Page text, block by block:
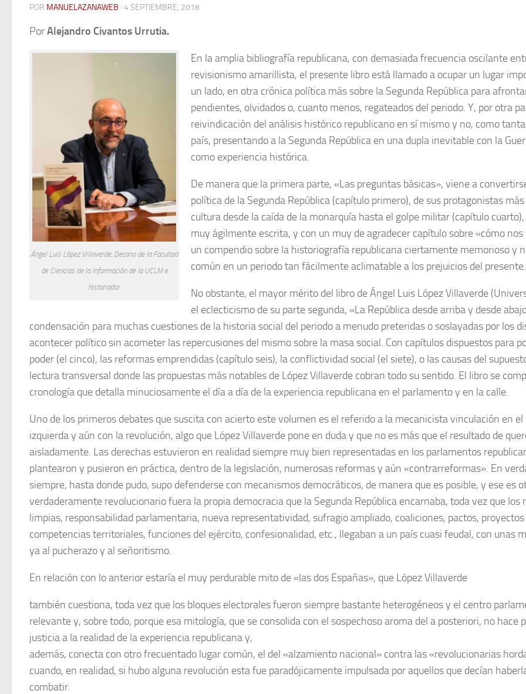
POR MANUELAZANAWEB · 4 SEPTIEMBRE, 2018
PorAlejandro Civantos Urrutia.
Ángel Luis López Villaverde, Decano de la Facultad
de Ciencias de la Información de la UCLM e
historiador.
En la amplia bibliografía republicana, con demasiada frecuencia oscilante
revisionismo amarillista, el presente libro está llamado a ocupar un lugar
un lado, en otra crónica política más sobre la Segunda República para
pendientes, olvidados o, cuanto menos, regateados del periodo. Y, por otra
reivindicación del análisis histórico republicano en sí mismo y no, como
país, presentando a la Segunda República en una dupla inevitable con la
como experiencia histórica.
De manera que la primera parte, «Las preguntas básicas», viene a
política de la Segunda República (capítulo primero), de sus protagonistas
cultura desde la caída de la monarquía hasta el golpe militar (capítulo
muy ágilmente escrita, y con un muy de agradecer capítulo sobre «cómo
un compendio sobre la historiografía republicana ciertamente memorioso y
común en un periodo tan fácilmente aclimatable a los prejuicios del presente.
No obstante, el mayor mérito del libro de Ángel Luis López Villaverde
el eclecticismo de su parte segunda, «La República desde arriba y desde
condensación para muchas cuestiones de la historia social del periodo a menudo preteridas o soslayadas por los
acontecer político sin acometer las repercusiones del mismo sobre la masa social. Con capítulos dispuestos para
poder (el cinco), las reformas emprendidas (capítulo seis), la conflictividad social (el siete), o las causas del
lectura transversal donde las propuestas más notables de López Villaverde cobran todo su sentido. El libro se
cronología que detalla minuciosamente el día a día de la experiencia republicana en el parlamento y en la calle.
Uno de los primeros debates que suscita con acierto este volumen es el referido a la mecanicista vinculación en
izquierda y aún con la revolución, algo que López Villaverde pone en duda y que no es más que el resultado de
aisladamente. Las derechas estuvieron en realidad siempre muy bien representadas en los parlamentos
plantearon y pusieron en práctica, dentro de la legislación, numerosas reformas y aún «contrarreformas». En
siempre, hasta donde pudo, supo defenderse con mecanismos democráticos, de manera que es posible, y ese es
verdaderamente revolucionario fuera la propia democracia que la Segunda República encarnaba, toda vez que
limpias, responsabilidad parlamentaria, nueva representatividad, sufragio ampliado, coaliciones, pactos,
competencias territoriales, funciones del ejército, confesionalidad, etc., llegaban a un país cuasi feudal, con unas
ya al pucherazo y al señoritismo.
En relación con lo anterior estaría el muy perdurable mito de «las dos Españas», que López Villaverde
también cuestiona, toda vez que los bloques electorales fueron siempre bastante heterogéneos y el centro
relevante y, sobre todo, porque esa mitología, que se consolida con el sospechoso aroma del a posteriori, no hace
justicia a la realidad de la experiencia republicana y,
además, conecta con otro frecuentado lugar común, el del «alzamiento nacional» contra las «revolucionarias
cuando, en realidad, si hubo alguna revolución esta fue paradójicamente impulsada por aquellos que decían
combatir.